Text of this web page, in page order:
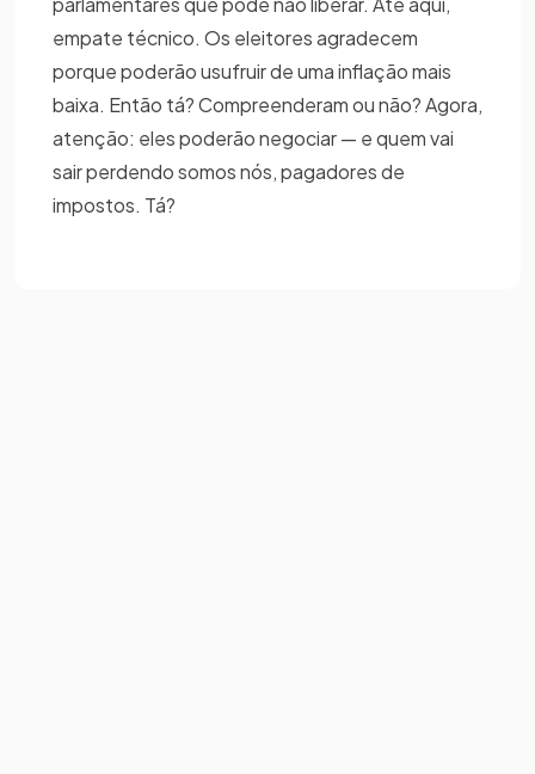
empate técnico. Os eleitores agradecem
porque poderão usufruir de uma inflação mais
baixa. Então tá? Compreenderam ou não? Agora,
atenção: eles poderão negociar — e quem vai
sair perdendo somos nós, pagadores de
impostos. Tá?